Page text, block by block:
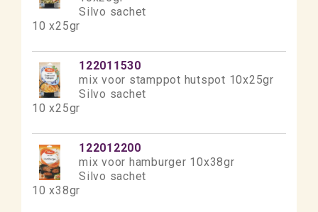
Silvo sachet
10 x25gr
122011530
mix voor stamppot hutspot 10x25gr
Silvo sachet
10 x25gr
122012200
mix voor hamburger 10x38gr
Silvo sachet
10 x38gr